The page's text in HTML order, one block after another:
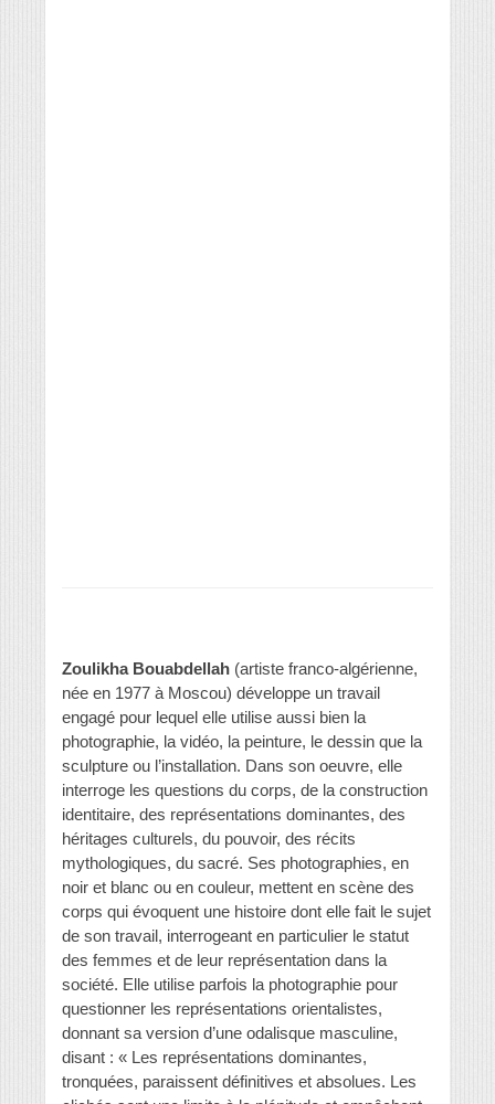
Zoulikha Bouabdellah (artiste franco-algérienne,
née en 1977 à Moscou) développe un travail
engagé pour lequel elle utilise aussi bien la
photographie, la vidéo, la peinture, le dessin que la
sculpture ou l’installation. Dans son oeuvre, elle
interroge les questions du corps, de la construction
identitaire, des représentations dominantes, des
héritages culturels, du pouvoir, des récits
mythologiques, du sacré. Ses photographies, en
noir et blanc ou en couleur, mettent en scène des
corps qui évoquent une histoire dont elle fait le sujet
de son travail, interrogeant en particulier le statut
des femmes et de leur représentation dans la
société. Elle utilise parfois la photographie pour
questionner les représentations orientalistes,
donnant sa version d’une odalisque masculine,
disant : « Les représentations dominantes,
tronquées, paraissent définitives et absolues. Les